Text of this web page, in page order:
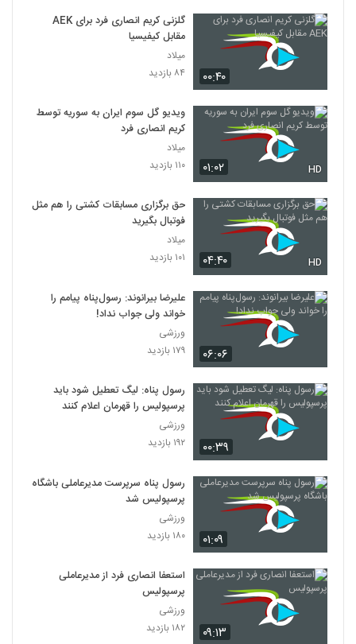
۰۰:۴۰
گلزنی کریم انصاری فرد برای AEK
مقابل کیفیسیا
میلاد
۸۴ بازدید
۰۱:۰۲ HD
ویدیو گل سوم ایران به سوریه توسط
کریم انصاری فرد
میلاد
۱۱۰ بازدید
۰۴:۴۰ HD
حق برگزاری مسابقات کشتی را هم مثل
فوتبال بگیرید
میلاد
۱۰۱ بازدید
۰۶:۰۶
علیرضا بیرانوند: رسول‌پناه پیامم را
خواند ولی جواب نداد!
ورزشی
۱۷۹ بازدید
۰۰:۳۹
رسول پناه: لیگ تعطیل شود باید
پرسپولیس را قهرمان اعلام کنند
ورزشی
۱۹۲ بازدید
۰۱:۰۹
رسول پناه سرپرست مدیرعاملی باشگاه
پرسپولیس شد
ورزشی
۱۸۰ بازدید
۰۹:۱۳
استعفا انصاری فرد از مدیرعاملی
پرسپولیس
ورزشی
۱۸۲ بازدید